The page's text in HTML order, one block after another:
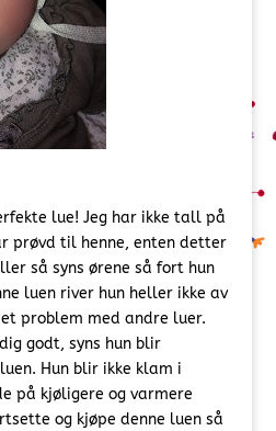
lue! Jeg har ikke tall på
prøvd til henne, enten detter
så syns ørene så fort hun
luen river hun heller ikke av
problem med andre luer.
godt, syns hun blir
Hun blir ikke klam i
på kjøligere og varmere
og kjøpe denne luen så